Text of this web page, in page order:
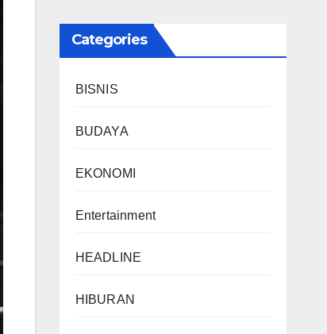
Categories
BISNIS
BUDAYA
EKONOMI
Entertainment
HEADLINE
HIBURAN